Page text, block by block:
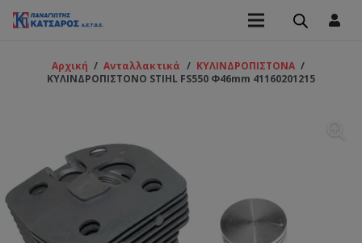
Αρχική / Ανταλλακτικά / ΚΥΛΙΝΔΡΟΠΙΣΤΟΝΑ /
ΚΥΛΙΝΔΡΟΠΙΣΤΟΝΟ STIHL FS550 Φ46mm 41160201215